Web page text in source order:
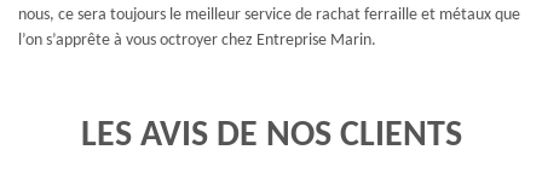
nous, ce sera toujours le meilleur service de rachat ferraille et métaux que
l’on s’apprête à vous octroyer chez Entreprise Marin.
LES AVIS DE NOS CLIENTS